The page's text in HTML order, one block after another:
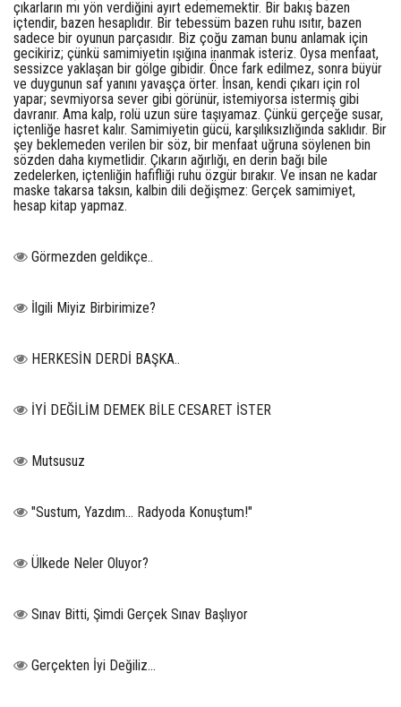
çıkarların mı yön verdiğini ayırt edememektir. Bir bakış bazen
içtendir, bazen hesaplıdır. Bir tebessüm bazen ruhu ısıtır, bazen
sadece bir oyunun parçasıdır. Biz çoğu zaman bunu anlamak için
gecikiriz; çünkü samimiyetin ışığına inanmak isteriz. Oysa menfaat,
sessizce yaklaşan bir gölge gibidir. Önce fark edilmez, sonra büyür
ve duygunun saf yanını yavaşça örter. İnsan, kendi çıkarı için rol
yapar; sevmiyorsa sever gibi görünür, istemiyorsa istermiş gibi
davranır. Ama kalp, rolü uzun süre taşıyamaz. Çünkü gerçeğe susar,
içtenliğe hasret kalır. Samimiyetin gücü, karşılıksızlığında saklıdır. Bir
şey beklemeden verilen bir söz, bir menfaat uğruna söylenen bin
sözden daha kıymetlidir. Çıkarın ağırlığı, en derin bağı bile
zedelerken, içtenliğin hafifliği ruhu özgür bırakır. Ve insan ne kadar
maske takarsa taksın, kalbin dili değişmez: Gerçek samimiyet,
hesap kitap yapmaz.
Görmezden geldikçe..
İlgili Miyiz Birbirimize?
HERKESİN DERDİ BAŞKA..
İYİ DEĞİLİM DEMEK BİLE CESARET İSTER
Mutsusuz
"Sustum, Yazdım... Radyoda Konuştum!"
Ülkede Neler Oluyor?
Sınav Bitti, Şimdi Gerçek Sınav Başlıyor
Gerçekten İyi Değiliz...